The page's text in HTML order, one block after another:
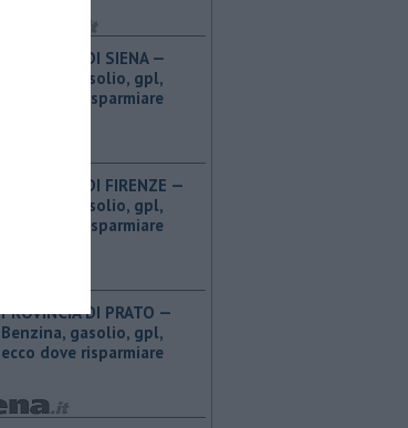
PROVINCIA DI SIENA — ​
Benzina, gasolio, gpl,
ecco dove risparmiare
PROVINCIA DI FIRENZE — ​
Benzina, gasolio, gpl,
ecco dove risparmiare
PROVINCIA DI PRATO — ​
Benzina, gasolio, gpl,
ecco dove risparmiare